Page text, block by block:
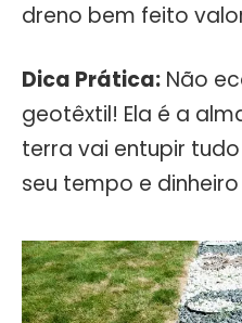
dreno bem feito
Dica Prática: Não
geotêxtil! Ela é a
terra vai entupir
seu tempo e